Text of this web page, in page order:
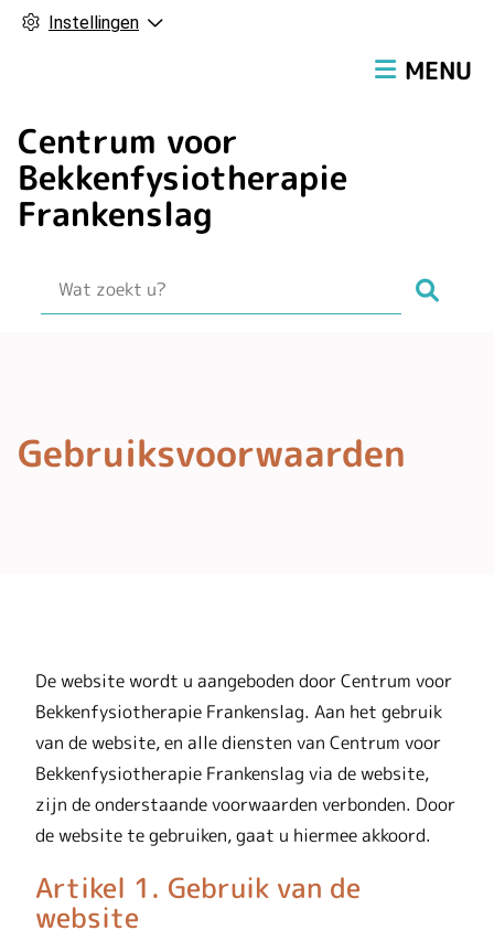
Instellingen
Centrum voor
Bekkenfysiotherapie
Frankenslag
MENU
Gebruiksvoorwaarden
De website wordt u aangeboden door Centrum voor
Bekkenfysiotherapie Frankenslag. Aan het gebruik
van de website, en alle diensten van Centrum voor
Bekkenfysiotherapie Frankenslag via de website,
zijn de onderstaande voorwaarden verbonden. Door
de website te gebruiken, gaat u hiermee akkoord.
Artikel 1. Gebruik van de
website